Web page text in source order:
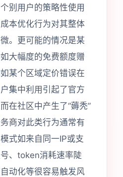
别用户的策略性使用
本优化行为对其整体
。更可能的情况是某
大幅度的免费额度赠
某个区域定价错误在
集中利用引起了官方
在社区中产生了“薅秃”
商对此类行为通常有
式如来自同一IP或支
、token消耗速率陡
动化等很容易触发风